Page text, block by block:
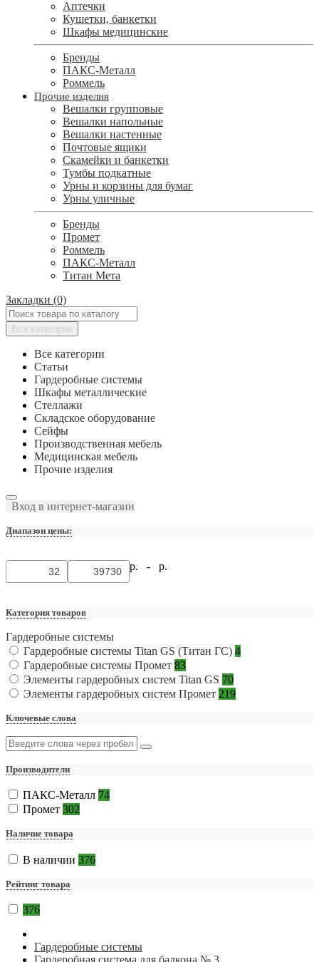
Аптечки
Кушетки, банкетки
Шкафы медицинские
Бренды
ПАКС-Металл
Роммель
Прочие изделия
Вешалки групповые
Вешалки напольные
Вешалки настенные
Почтовые ящики
Скамейки и банкетки
Тумбы подкатные
Урны и корзины для бумаг
Урны уличные
Бренды
Промет
Роммель
ПАКС-Металл
Титан Мета
Закладки (0)
Все категории
Все категории
Статьи
Гардеробные системы
Шкафы металлические
Стеллажи
Складское оборудование
Сейфы
Производственная мебель
Медицинская мебель
Прочие изделия
Вход в интернет-магазин
Диапазон цены:
р. - р.
Категория товаров
Гардеробные системы
Гардеробные системы Titan GS (Титан ГС) 4
Гардеробные системы Промет 83
Элементы гардеробных систем Titan GS 70
Элементы гардеробных систем Промет 219
Ключевые слова
Производители
ПАКС-Металл 74
Промет 302
Наличие товара
В наличии 376
Рейтинг товара
376
Гардеробные системы
Гардеробная система для балкона № 3